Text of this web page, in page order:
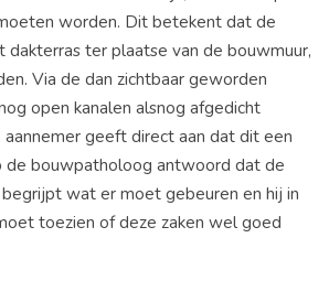
worden. Dit betekent dat de
dakterras ter plaatse van de bouwmuur,
Via de dan zichtbaar geworden
open kanalen alsnog afgedicht
geeft direct aan dat dit een
de bouwpatholoog antwoord dat de
wat er moet gebeuren en hij in
toezien of deze zaken wel goed